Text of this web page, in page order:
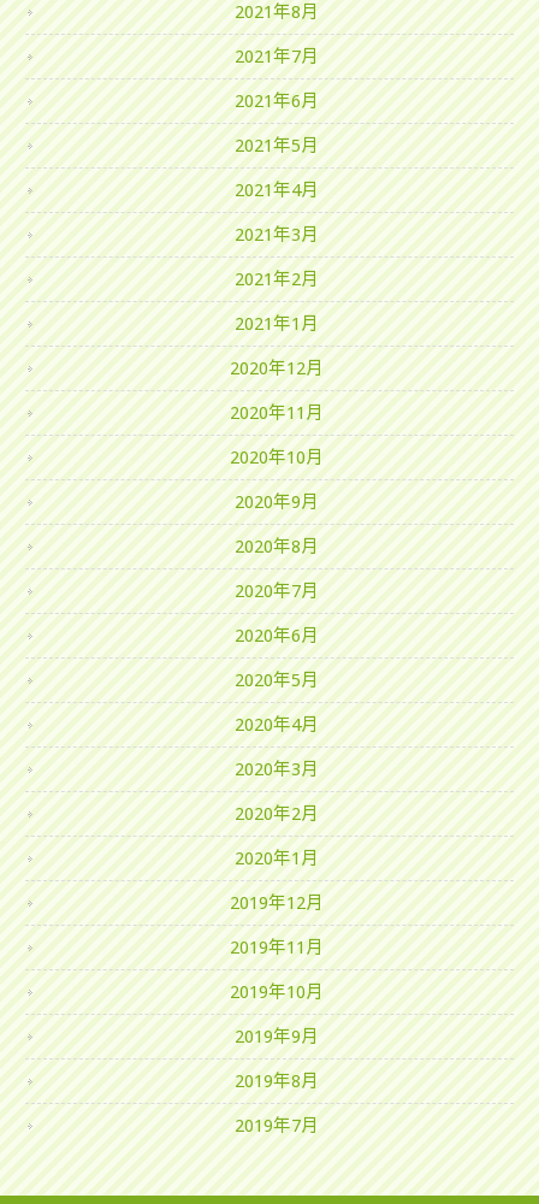
2021年8月
2021年7月
2021年6月
2021年5月
2021年4月
2021年3月
2021年2月
2021年1月
2020年12月
2020年11月
2020年10月
2020年9月
2020年8月
2020年7月
2020年6月
2020年5月
2020年4月
2020年3月
2020年2月
2020年1月
2019年12月
2019年11月
2019年10月
2019年9月
2019年8月
2019年7月